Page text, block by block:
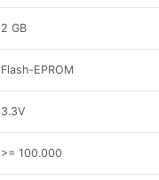
2 GB
Flash-EPROM
3.3V
>= 100.000